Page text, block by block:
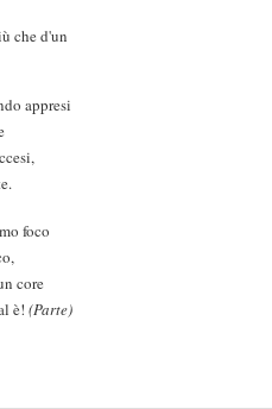
che d'un
appresi
foco
core
è! (Parte)